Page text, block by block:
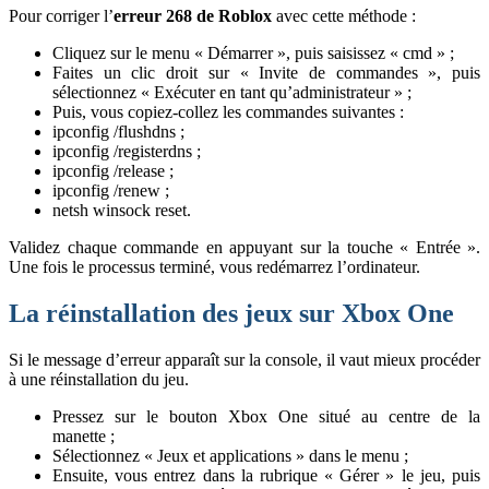
Pour corriger l’erreur 268 de Roblox avec cette méthode :
Cliquez sur le menu « Démarrer », puis saisissez « cmd » ;
Faites un clic droit sur « Invite de commandes », puis
sélectionnez « Exécuter en tant qu’administrateur » ;
Puis, vous copiez-collez les commandes suivantes :
ipconfig /flushdns ;
ipconfig /registerdns ;
ipconfig /release ;
ipconfig /renew ;
netsh winsock reset.
Validez chaque commande en appuyant sur la touche « Entrée ».
Une fois le processus terminé, vous redémarrez l’ordinateur.
La réinstallation des jeux sur Xbox One
Si le message d’erreur apparaît sur la console, il vaut mieux procéder
à une réinstallation du jeu.
Pressez sur le bouton Xbox One situé au centre de la
manette ;
Sélectionnez « Jeux et applications » dans le menu ;
Ensuite, vous entrez dans la rubrique « Gérer » le jeu, puis